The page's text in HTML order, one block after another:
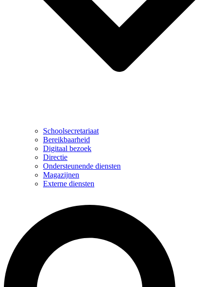
Schoolsecretariaat
Bereikbaarheid
Digitaal bezoek
Directie
Ondersteunende diensten
Magazijnen
Externe diensten